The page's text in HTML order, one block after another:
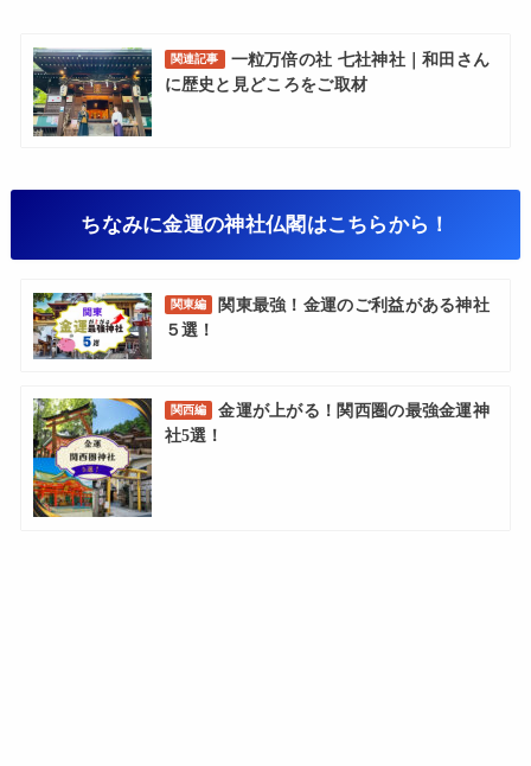
関連記事
一粒万倍の社 七社神社｜和田さん
に歴史と見どころをご取材
ちなみに金運の神社仏閣はこちらから！
関東編
関東最強！金運のご利益がある神社
５選！
関西編
金運が上がる！関西圏の最強金運神
社5選！